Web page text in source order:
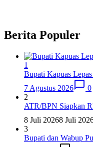
Berita Populer
1
Bupati Kapuas
7 Agustus 2026
0
2
ATR/BPN Siapkan
8 Juli 20268 Juli
3
Bupati dan Wabup